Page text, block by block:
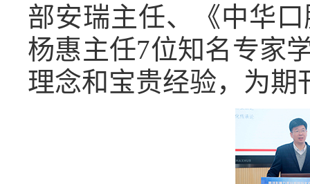
部安瑞主任、《中华
杨惠主任7位知名专家
理念和宝贵经验，为期